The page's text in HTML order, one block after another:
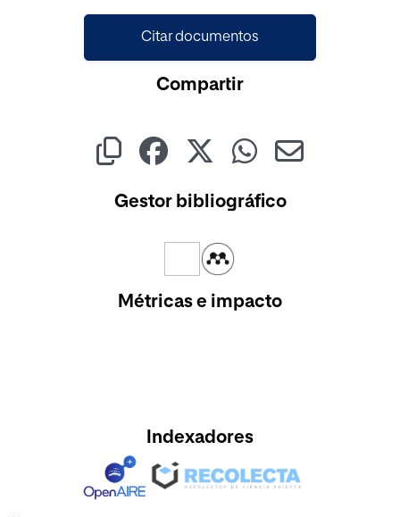
Citar documentos
Compartir
Gestor bibliográfico
Métricas e impacto
Indexadores